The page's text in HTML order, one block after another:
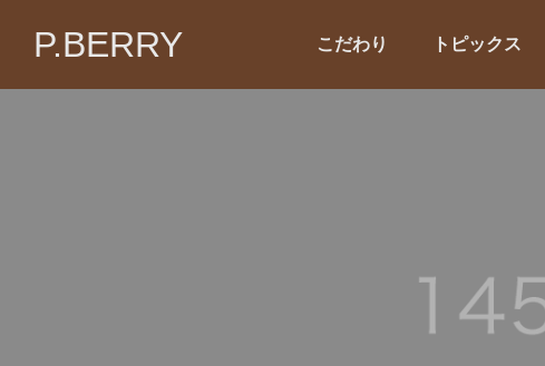
P.BERRY こだわり トピックス